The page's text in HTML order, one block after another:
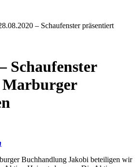
– Schaufenster präsentiert
Schaufenster
Buchhandlung Jakobi beteiligen wir